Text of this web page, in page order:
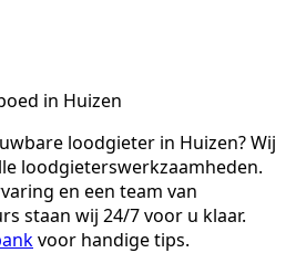
in Huizen
loodgieter in Huizen? Wij
loodgieterswerkzaamheden.
en een team van
staan wij 24/7 voor u klaar.
voor handige tips.